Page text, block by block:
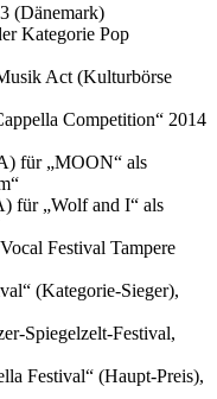
(Dänemark)
Kategorie Pop
Act (Kulturbörse
Competition“ 2014
für „MOON“ als
für „Wolf and I“ als
Festival Tampere
(Kategorie-Sieger),
Spiegelzelt-Festival,
Festival“ (Haupt-Preis),